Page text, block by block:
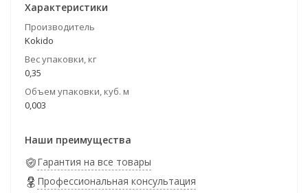
Характеристики
Производитель
Kokido
Вес упаковки, кг
0,35
Объем упаковки, куб. м
0,003
Наши преимущества
Гарантия на все товары
Профессиональная консультация